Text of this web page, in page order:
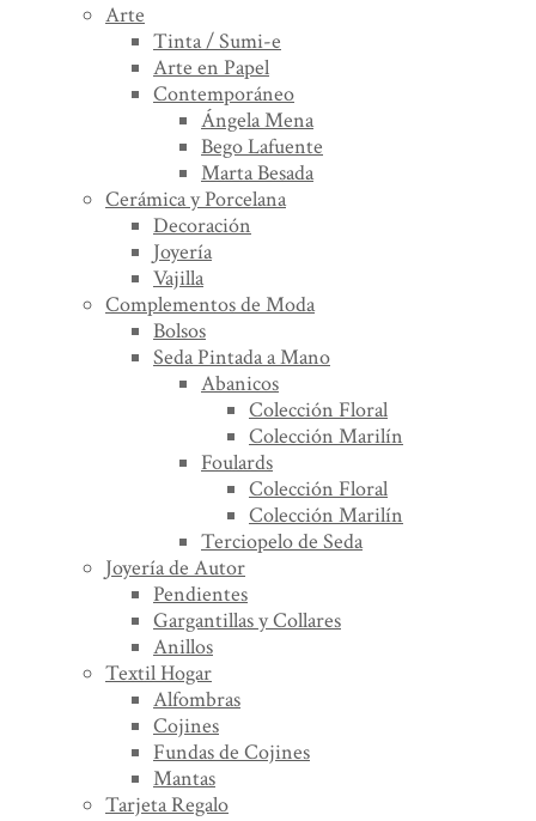
Arte
Tinta / Sumi-e
Arte en Papel
Contemporáneo
Ángela Mena
Bego Lafuente
Marta Besada
Cerámica y Porcelana
Decoración
Joyería
Vajilla
Complementos de Moda
Bolsos
Seda Pintada a Mano
Abanicos
Colección Floral
Colección Marilín
Foulards
Colección Floral
Colección Marilín
Terciopelo de Seda
Joyería de Autor
Pendientes
Gargantillas y Collares
Anillos
Textil Hogar
Alfombras
Cojines
Fundas de Cojines
Mantas
Tarjeta Regalo